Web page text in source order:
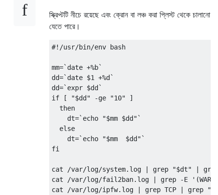
স্ক্রিপ্টটি নীচে রয়েছে এবং ক্রোন বা লঞ্চ করা প্লিস্ট থেকে চালানো
যেতে পারে।
#!/usr/bin/env bash
mm=`date +%b`
dd=`date $1 +%d`
dd=`expr $dd`
if
[ "$dd" -ge "10"
]
then
    dt
=`echo "$mm $dd"`
else
    dt
=`echo "$mm  $dd"`
fi
cat /var/log/system. log | grep "$dt" |
cat
/var/log/fail2ban. log | grep -E
cat
/var/log/ipfw. log | grep TCP | grep